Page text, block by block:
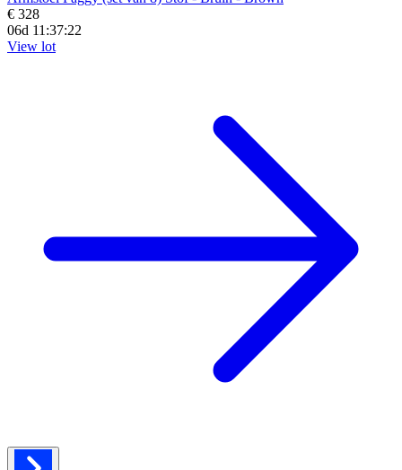
€ 328
06d 11:37:20
View lot